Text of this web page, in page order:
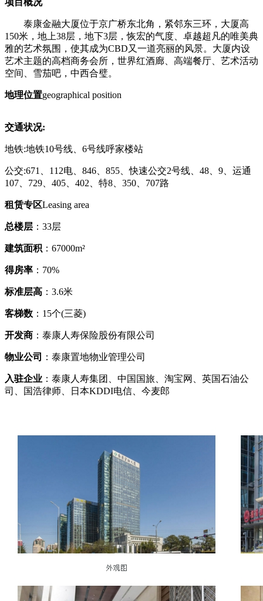
项目概况
泰康金融大厦位于京广桥东北角，紧邻东三环，大厦高
150米，地上38层，地下3层，恢宏的气度、卓越超凡的唯美典
雅的艺术氛围，使其成为CBD又一道亮丽的风景。大厦内设
艺术主题的高档商务会所，世界红酒廊、高端餐厅、艺术活动
空间、雪茄吧，中西合璧。
地理位置geographical position
交通状况:
地铁:地铁10号线、6号线呼家楼站
公交:671、112电、846、855、快速公交2号线、48、9、运通
107、729、405、402、特8、350、707路
租赁专区Leasing area
总楼层 ：33层
建筑面积 ：67000m²
得房率 ：70%
标准层高 ：3.6米
客梯数 ：15个(三菱)
开发商 ：泰康人寿保险股份有限公司
物业公司 ：泰康置地物业管理公司
入驻企业 ：泰康人寿集团、中国国旅、淘宝网、英国石油公
司、国浩律师、日本KDDI电信、今麦郎